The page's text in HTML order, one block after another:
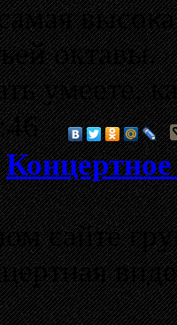
октавы.
умеете,
сайте